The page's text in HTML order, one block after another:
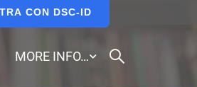
CON DSC-ID
MORE INFO…